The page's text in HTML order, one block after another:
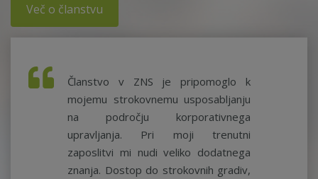
Več o članstvu
Članstvo v ZNS je pripomoglo k
mojemu strokovnemu usposabljanju
na področju korporativnega
upravljanja. Pri moji trenutni
zaposlitvi mi nudi veliko dodatnega
znanja. Dostop do strokovnih gradiv,